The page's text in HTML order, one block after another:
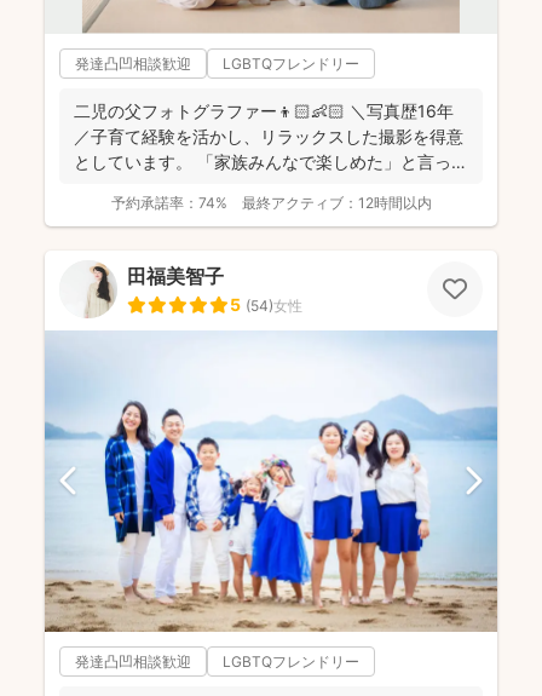
発達凸凹相談歓迎 LGBTQフレンドリー
二児の父フォトグラファー👦🏻👶🏻 ＼写真歴16年
／子育て経験を活かし、リラックスした撮影を得意
としています。 「家族みんなで楽しめた」と言って
予約承諾率： 74% 最終アクティブ： 12時間以内
田福美智子
5 (54)女性
発達凸凹相談歓迎 LGBTQフレンドリー